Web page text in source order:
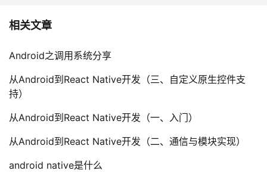
相关文章
Android之调用系统分享
从Android到React Native开发（三、自定义原生控件支
持）
从Android到React Native开发（一、入门）
从Android到React Native开发（二、通信与模块实现）
android native是什么